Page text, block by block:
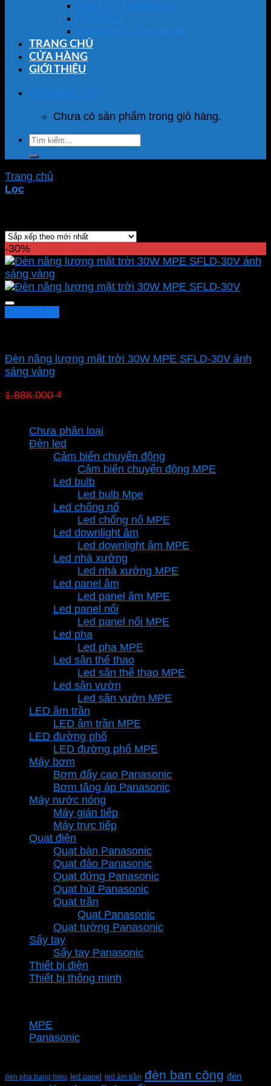
Quạt hút Panasonic
Quạt trần
Quạt tường Panasonic
TRANG CHỦ
CỬA HÀNG
GIỚI THIỆU
Giỏ hàng / 0 ₫
Chưa có sản phẩm trong giỏ hàng.
Tìm
kiếm:
Trang chủ
Lọc
-30%
Đèn năng lượng mặt trời 30W MPE SFLD-30V ánh
sáng vàng
1.888.000₫
1.888.000 ₫.
Chưa phân loại
Đèn led
Cảm biến chuyển động
Cảm biến chuyển động MPE
Led bulb
Led bulb Mpe
Led chống nổ
Led chống nổ MPE
Led downlight âm
Led downlight âm MPE
Led nhà xưởng
Led nhà xưởng MPE
Led panel âm
Led panel âm MPE
Led panel nổi
Led panel nổi MPE
Led pha
Led pha MPE
Led sân thể thao
Led sân thể thao MPE
Led sân vườn
Led sân vườn MPE
LED âm trần
LED âm trần MPE
LED đường phố
LED đường phố MPE
Máy bơm
Bơm đẩy cao Panasonic
Bơm tăng áp Panasonic
Máy nước nóng
Máy gián tiếp
Máy trực tiếp
Quạt điện
Quạt bàn Panasonic
Quạt đảo Panasonic
Quạt đứng Panasonic
Quạt hút Panasonic
Quạt trần
Quạt Panasonic
Quạt tường Panasonic
Sấy tay
Sấy tay Panasonic
Thiết bị điện
Thiết bị thông minh
MPE
Panasonic
den pha bang hieu led panel led âm trần đèn ban công đèn